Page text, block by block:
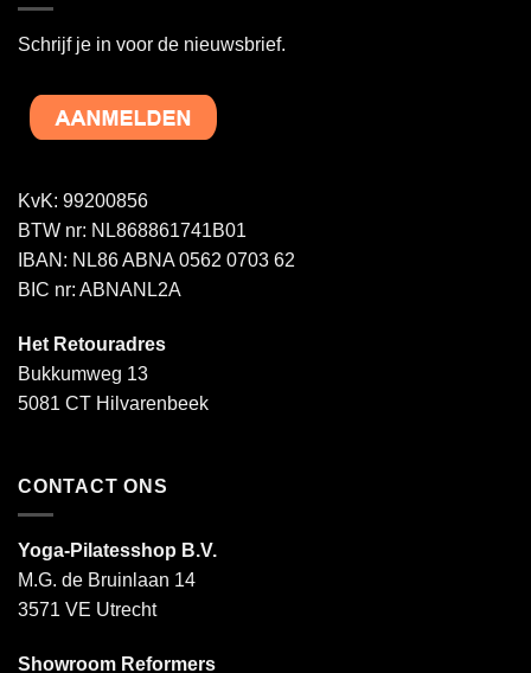
Schrijf je in voor de nieuwsbrief.
KvK: 99200856
BTW nr: NL868861741B01
IBAN: NL86 ABNA 0562 0703 62
BIC nr: ABNANL2A
Het Retouradres
Bukkumweg 13
5081 CT Hilvarenbeek
CONTACT ONS
Yoga-Pilatesshop B.V.
M.G. de Bruinlaan 14
3571 VE Utrecht
Showroom Reformers